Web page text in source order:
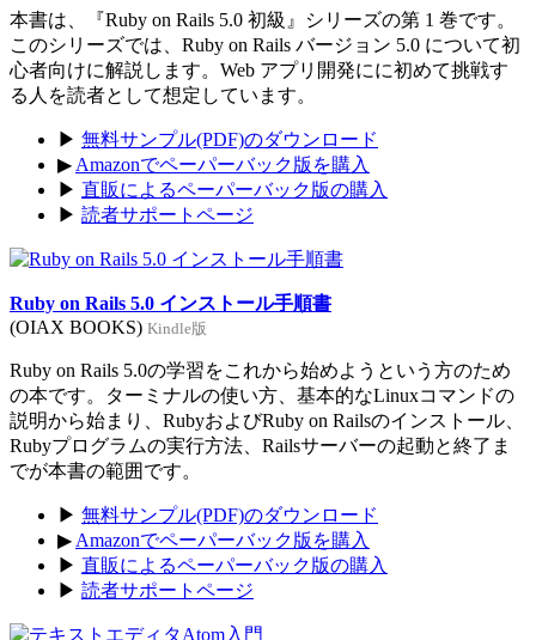
本書は、『Ruby on Rails 5.0 初級』シリーズの第 1 巻です。
このシリーズでは、Ruby on Rails バージョン 5.0 について初
心者向けに解説します。Web アプリ開発にに初めて挑戦す
る人を読者として想定しています。
▶ 無料サンプル(PDF)のダウンロード
▶ Amazonでペーパーバック版を購入
▶ 直販によるペーパーバック版の購入
▶ 読者サポートページ
Ruby on Rails 5.0 インストール手順書
(OIAX BOOKS) Kindle版
Ruby on Rails 5.0の学習をこれから始めようという方のため
の本です。ターミナルの使い方、基本的なLinuxコマンドの
説明から始まり、RubyおよびRuby on Railsのインストール、
Rubyプログラムの実行方法、Railsサーバーの起動と終了ま
でが本書の範囲です。
▶ 無料サンプル(PDF)のダウンロード
▶ Amazonでペーパーバック版を購入
▶ 直販によるペーパーバック版の購入
▶ 読者サポートページ